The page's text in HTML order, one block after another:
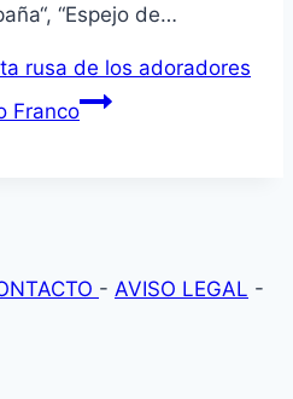
“Espejo de…
rusa de los adoradores
Franco
- AVISO LEGAL -